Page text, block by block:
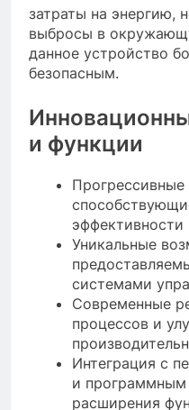
затраты на энергию,
выбросы в
данное устройство
безопасным.
и функции
Прогрессивные
эффективности
Уникальные
системами
Современные
процессов и
Интеграция с
и программным
расширения